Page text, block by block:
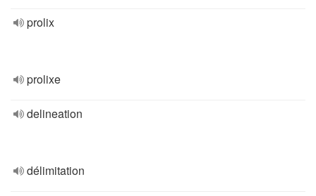
prolix
prolixe
delineation
délimitation